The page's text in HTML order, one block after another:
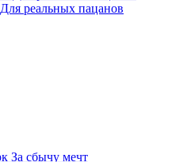
реальных пацанов